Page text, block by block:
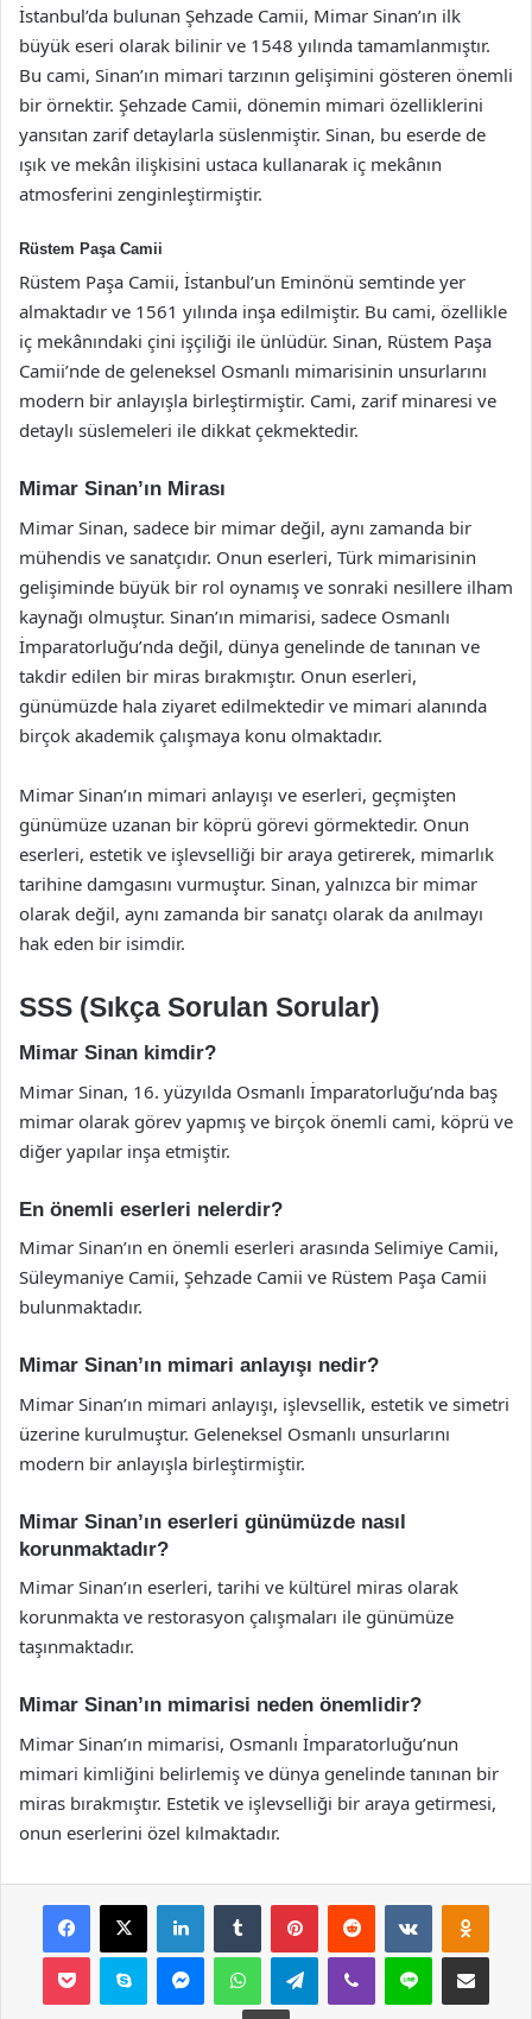
İstanbul’da bulunan Şehzade Camii, Mimar Sinan’ın ilk
büyük eseri olarak bilinir ve 1548 yılında tamamlanmıştır.
Bu cami, Sinan’ın mimari tarzının gelişimini gösteren önemli
bir örnektir. Şehzade Camii, dönemin mimari özelliklerini
yansıtan zarif detaylarla süslenmiştir. Sinan, bu eserde de
ışık ve mekân ilişkisini ustaca kullanarak iç mekânın
atmosferini zenginleştirmiştir.
Rüstem Paşa Camii
Rüstem Paşa Camii, İstanbul’un Eminönü semtinde yer
almaktadır ve 1561 yılında inşa edilmiştir. Bu cami, özellikle
iç mekânındaki çini işçiliği ile ünlüdür. Sinan, Rüstem Paşa
Camii’nde de geleneksel Osmanlı mimarisinin unsurlarını
modern bir anlayışla birleştirmiştir. Cami, zarif minaresi ve
detaylı süslemeleri ile dikkat çekmektedir.
Mimar Sinan’ın Mirası
Mimar Sinan, sadece bir mimar değil, aynı zamanda bir
mühendis ve sanatçıdır. Onun eserleri, Türk mimarisinin
gelişiminde büyük bir rol oynamış ve sonraki nesillere ilham
kaynağı olmuştur. Sinan’ın mimarisi, sadece Osmanlı
İmparatorluğu’nda değil, dünya genelinde de tanınan ve
takdir edilen bir miras bırakmıştır. Onun eserleri,
günümüzde hala ziyaret edilmektedir ve mimari alanında
birçok akademik çalışmaya konu olmaktadır.
Mimar Sinan’ın mimari anlayışı ve eserleri, geçmişten
günümüze uzanan bir köprü görevi görmektedir. Onun
eserleri, estetik ve işlevselliği bir araya getirerek, mimarlık
tarihine damgasını vurmuştur. Sinan, yalnızca bir mimar
olarak değil, aynı zamanda bir sanatçı olarak da anılmayı
hak eden bir isimdir.
SSS (Sıkça Sorulan Sorular)
Mimar Sinan kimdir?
Mimar Sinan, 16. yüzyılda Osmanlı İmparatorluğu’nda baş
mimar olarak görev yapmış ve birçok önemli cami, köprü ve
diğer yapılar inşa etmiştir.
En önemli eserleri nelerdir?
Mimar Sinan’ın en önemli eserleri arasında Selimiye Camii,
Süleymaniye Camii, Şehzade Camii ve Rüstem Paşa Camii
bulunmaktadır.
Mimar Sinan’ın mimari anlayışı nedir?
Mimar Sinan’ın mimari anlayışı, işlevsellik, estetik ve simetri
üzerine kurulmuştur. Geleneksel Osmanlı unsurlarını
modern bir anlayışla birleştirmiştir.
Mimar Sinan’ın eserleri günümüzde nasıl
korunmaktadır?
Mimar Sinan’ın eserleri, tarihi ve kültürel miras olarak
korunmakta ve restorasyon çalışmaları ile günümüze
taşınmaktadır.
Mimar Sinan’ın mimarisi neden önemlidir?
Mimar Sinan’ın mimarisi, Osmanlı İmparatorluğu’nun
mimari kimliğini belirlemiş ve dünya genelinde tanınan bir
miras bırakmıştır. Estetik ve işlevselliği bir araya getirmesi,
onun eserlerini özel kılmaktadır.
Facebook
X LinkedInTumblr PinterestReddit VKontakte
Pocket Skype MessengerWhatsAppTelegramViber Line E-Posta ile
Yazdır